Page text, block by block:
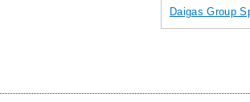
Daigas Group